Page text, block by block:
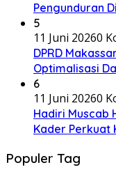
Pengunduran
5
11 Juni 20260
DPRD
Optimalisasi
6
11 Juni 20260
Hadiri Muscab
Kader Perkuat
Populer Tag